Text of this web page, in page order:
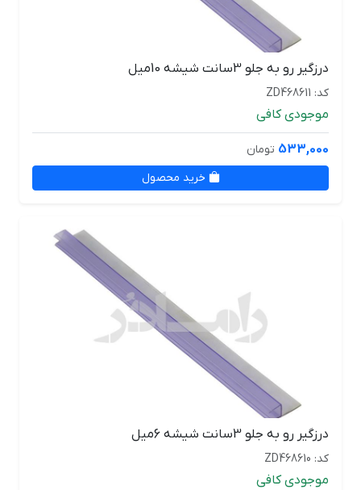
درزگیر رو به جلو 3سانت شیشه 10میل
کد: ZD468611
موجودی کافی
533,000 تومان
خرید محصول
درزگیر رو به جلو 3سانت شیشه 6میل
کد: ZD468610
موجودی کافی